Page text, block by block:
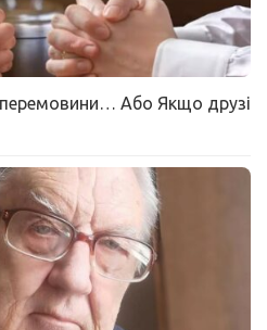
Або Якщо друзі